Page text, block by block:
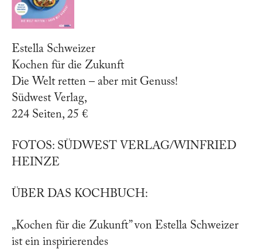
Estella Schweizer
Kochen für die Zukunft
Die Welt retten – aber mit Genuss!
Südwest Verlag,
224 Seiten, 25 €
FOTOS: SÜDWEST VERLAG/WINFRIED
HEINZE
ÜBER DAS KOCHBUCH:
„Kochen für die Zukunft” von Estella Schweizer
ist ein inspirierendes